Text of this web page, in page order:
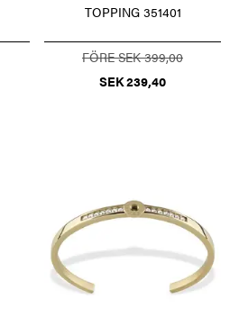
TOPPING 351401
FÖRE SEK 399,00
SEK 239,40